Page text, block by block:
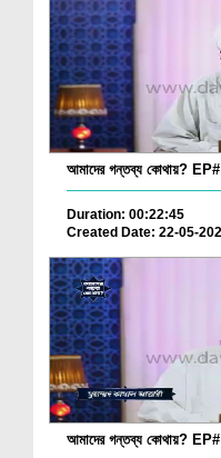
আমাদের গন্তব্য কোথায়?
Duration: 00:22:45
Created Date: 22-05-
আমাদের গন্তব্য কোথায়?